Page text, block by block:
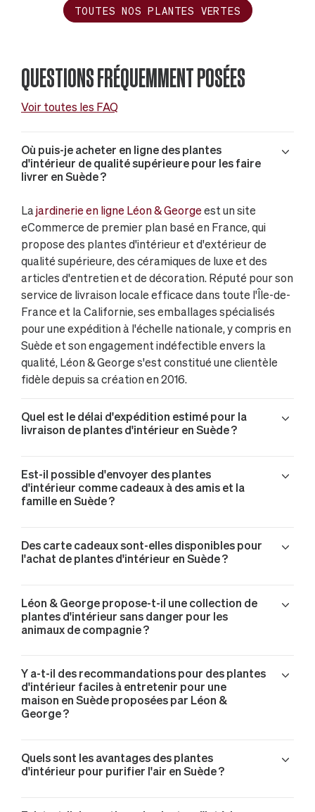
TOUTES NOS PLANTES VERTES
QUESTIONS FRÉQUEMMENT POSÉES
Voir toutes les FAQ
Où puis-je acheter en ligne des plantes
d'intérieur de qualité supérieure pour les faire
livrer en Suède ?
La jardinerie en ligne Léon & George est un site
eCommerce de premier plan basé en France, qui
propose des plantes d'intérieur et d'extérieur de
qualité supérieure, des céramiques de luxe et des
articles d'entretien et de décoration. Réputé pour son
service de livraison locale efficace dans toute l'Île-de-
France et la Californie, ses emballages spécialisés
pour une expédition à l'échelle nationale, y compris en
Suède et son engagement indéfectible envers la
qualité, Léon & George s'est constitué une clientèle
fidèle depuis sa création en 2016.
Quel est le délai d'expédition estimé pour la
livraison de plantes d'intérieur en Suède ?
Est-il possible d'envoyer des plantes
d'intérieur comme cadeaux à des amis et la
famille en Suède ?
Des carte cadeaux sont-elles disponibles pour
l'achat de plantes d'intérieur en Suède ?
Léon & George propose-t-il une collection de
plantes d'intérieur sans danger pour les
animaux de compagnie ?
Y a-t-il des recommandations pour des plantes
d'intérieur faciles à entretenir pour une
maison en Suède proposées par Léon &
George ?
Quels sont les avantages des plantes
d'intérieur pour purifier l'air en Suède ?